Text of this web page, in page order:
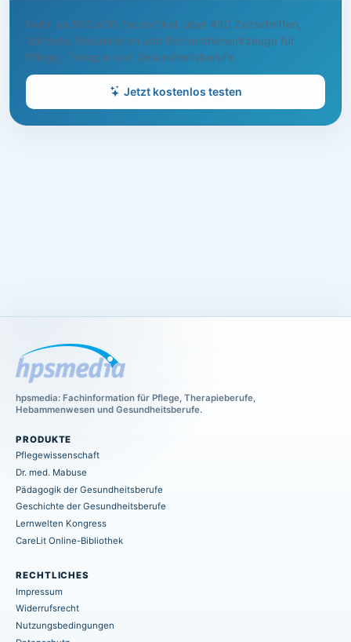
Mehr als 500.000 Fachartikel, über 450 Zeitschriften,
Volltexte, Readerlisten und Recherchewerkzeuge für
Pflege, Therapie und Gesundheitsberufe.
Jetzt kostenlos testen
hpsmedia: Fachinformation für Pflege, Therapieberufe,
Hebammenwesen und Gesundheitsberufe.
PRODUKTE
Pflegewissenschaft
Dr. med. Mabuse
Pädagogik der Gesundheitsberufe
Geschichte der Gesundheitsberufe
Lernwelten Kongress
CareLit Online-Bibliothek
RECHTLICHES
Impressum
Widerrufsrecht
Nutzungsbedingungen